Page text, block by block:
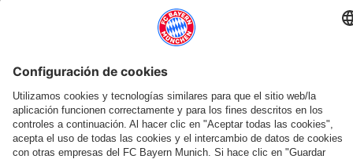
TEMAS DE ESTE VÍDEO
MYFCBAYERN
VÍDEOS RELACIONADOS
Vídeo
AUDI
FOOTBALL
SUMMIT
Los
mejores
Vídeo
EN
VÍDEO
rueda
de
Vídeo
EN
DIFERIDO
La rueda
de
prensa
Vídeo
VÍDEO
ENTRE
BASTIDORES
Así vivió el
FC Bayern
Vídeo
VÍDEO
Jonas
ante
Vídeo
AUDI
FOOTBALL
SUMMIT
Los
mejores
Vídeo
VÍDEO
Rueda
de
prensa
Vídeo
EN
DIFERIDO
Rueda de
prensa
del Audi